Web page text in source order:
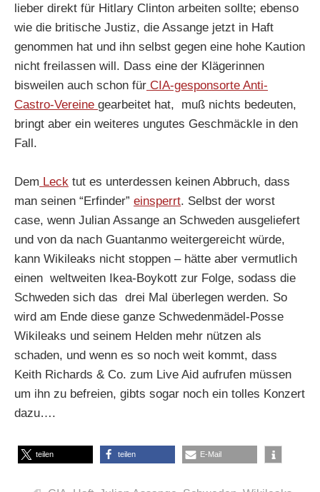
lieber direkt für Hitlary Clinton arbeiten sollte; ebenso
wie die britische Justiz, die Assange jetzt in Haft
genommen hat und ihn selbst gegen eine hohe Kaution
nicht freilassen will. Dass eine der Klägerinnen
bisweilen auch schon für CIA-gesponsorte Anti-
Castro-Vereine gearbeitet hat, muß nichts bedeuten,
bringt aber ein weiteres ungutes Geschmäckle in den
Fall.
Dem Leck tut es unterdessen keinen Abbruch, dass
man seinen “Erfinder” einsperrt. Selbst der worst
case, wenn Julian Assange an Schweden ausgeliefert
und von da nach Guantanmo weitergereicht würde,
kann Wikileaks nicht stoppen – hätte aber vermutlich
einen weltweiten Ikea-Boykott zur Folge, sodass die
Schweden sich das drei Mal überlegen werden. So
wird am Ende diese ganze Schwedenmädel-Posse
Wikileaks und seinem Helden mehr nützen als
schaden, und wenn es so noch weit kommt, dass
Keith Richards & Co. zum Live Aid aufrufen müssen
um ihn zu befreien, gibts sogar noch ein tolles Konzert
dazu….
teilen teilen E-Mail